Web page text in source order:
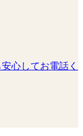
心してお電話く